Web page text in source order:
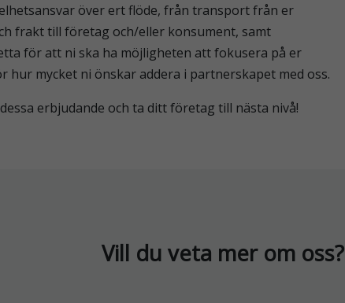
över ert flöde, från transport från er
frakt till företag och/eller konsument, samt
för att ni ska ha möjligheten att fokusera på er
hur mycket ni önskar addera i partnerskapet med oss.
erbjudande och ta ditt företag till nästa nivå!
Vill du veta mer om oss?